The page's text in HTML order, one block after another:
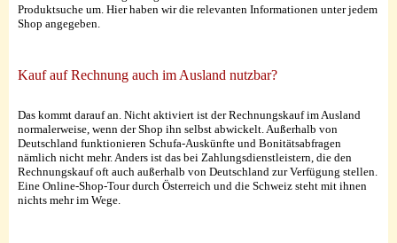
Produktsuche um. Hier haben wir die relevanten Informationen unter jedem
Shop angegeben.
Kauf auf Rechnung auch im Ausland nutzbar?
Das kommt darauf an. Nicht aktiviert ist der Rechnungskauf im Ausland
normalerweise, wenn der Shop ihn selbst abwickelt. Außerhalb von
Deutschland funktionieren Schufa-Auskünfte und Bonitätsabfragen
nämlich nicht mehr. Anders ist das bei Zahlungsdienstleistern, die den
Rechnungskauf oft auch außerhalb von Deutschland zur Verfügung stellen.
Eine Online-Shop-Tour durch Österreich und die Schweiz steht mit ihnen
nichts mehr im Wege.